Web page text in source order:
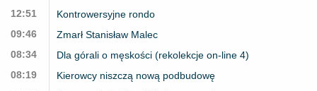
12:51
Kontrowersyjne rondo
09:46
Zmarł Stanisław Malec
08:34
Dla górali o męskości (rekolekcje on-line 4)
08:19
Kierowcy niszczą nową podbudowę